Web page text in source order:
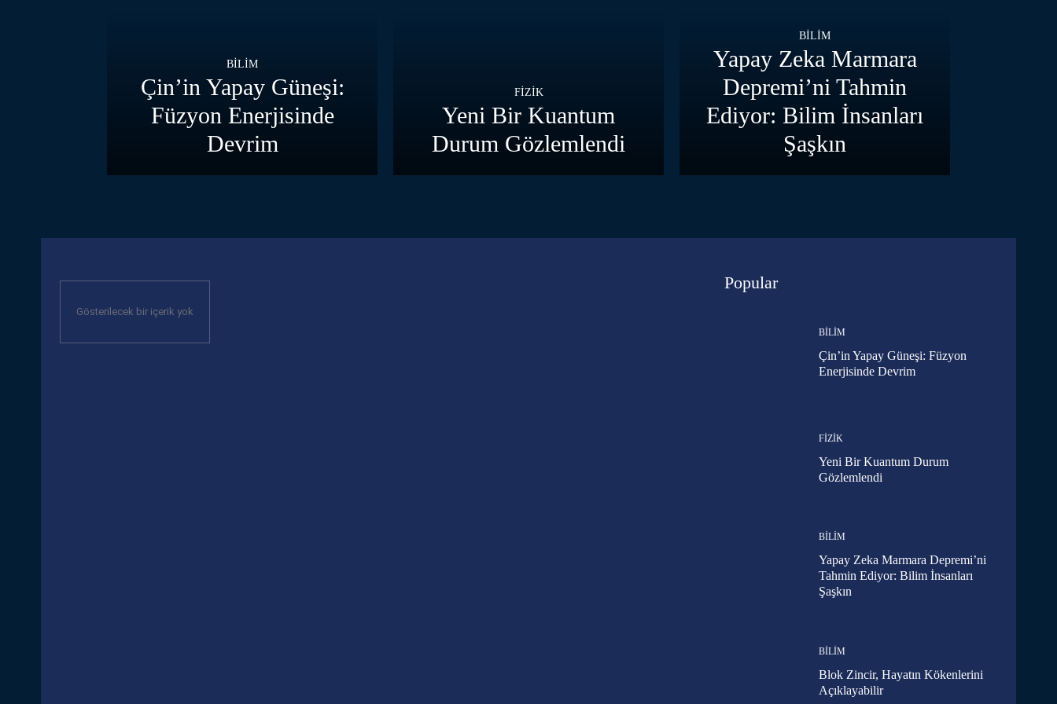
BILIM
Çin’in Yapay Güneşi:
Füzyon Enerjisinde
Devrim
FIZIK
Yeni Bir Kuantum
Durum Gözlemlendi
BILIM
Yapay Zeka Marmara
Depremi’ni Tahmin
Ediyor: Bilim İnsanları
Şaşkın
Gösterilecek bir içerik yok
Popular
BILIM
Çin’in Yapay Güneşi: Füzyon
Enerjisinde Devrim
FIZIK
Yeni Bir Kuantum Durum
Gözlemlendi
BILIM
Yapay Zeka Marmara Depremi’ni
Tahmin Ediyor: Bilim İnsanları
Şaşkın
BILIM
Blok Zincir, Hayatın Kökenlerini
Açıklayabilir